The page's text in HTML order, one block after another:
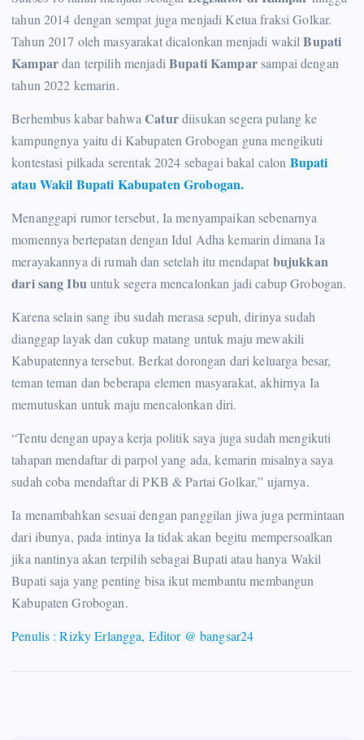
tahun 2014 dengan sempat juga menjadi Ketua fraksi Golkar.
Tahun 2017 oleh masyarakat dicalonkan menjadi wakilBupati
Kampardan terpilih menjadiBupati Kampar sampai dengan
tahun 2022 kemarin.
Berhembus kabar bahwa Caturdiisukan segera pulang ke
kampungnya yaitu di Kabupaten Grobogan guna mengikuti
kontestasi pilkada serentak 2024 sebagai bakal calon Bupati
atau Wakil Bupati Kabupaten Grobogan.
Menanggapi rumor tersebut, Ia menyampaikan sebenarnya
momennya bertepatan dengan Idul Adha kemarin dimana Ia
merayakannya di rumah dan setelah itu mendapat bujukkan
dari sang Ibuuntuk segera mencalonkan jadi cabup Grobogan.
Karena selain sang ibu sudah merasa sepuh, dirinya sudah
dianggap layak dan cukup matang untuk maju mewakili
Kabupatennya tersebut. Berkat dorongan dari keluarga besar,
teman teman dan beberapa elemen masyarakat, akhirnya Ia
memutuskan untuk maju mencalonkan diri.
“Tentu dengan upaya kerja politik saya juga sudah mengikuti
tahapan mendaftar di parpol yang ada, kemarin misalnya saya
sudah coba mendaftar di PKB & Partai Golkar,” ujarnya.
Ia menambahkan sesuai dengan panggilan jiwa juga permintaan
dari ibunya, pada intinya Ia tidak akan begitu mempersoalkan
jika nantinya akan terpilih sebagai Bupati atau hanya Wakil
Bupati saja yang penting bisa ikut membantu membangun
Kabupaten Grobogan.
Penulis : Rizky Erlangga, Editor @ bangsar24